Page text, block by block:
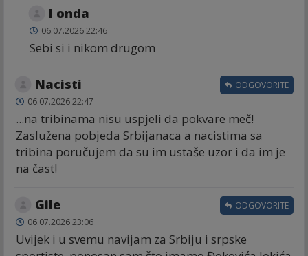
I onda
06.07.2026 22:46
Sebi si i nikom drugom
Nacisti
06.07.2026 22:47
...na tribinama nisu uspjeli da pokvare meč!
Zaslužena pobjeda Srbijanaca a nacistima sa
tribina poručujem da su im ustaše uzor i da im je
na čast!
ODGOVORITE
Gile
06.07.2026 23:06
Uvijek i u svemu navijam za Srbiju i srpske
ODGOVORITE